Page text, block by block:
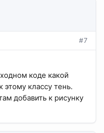
#7
коде какой
этому классу тень.
добавить к рисунку